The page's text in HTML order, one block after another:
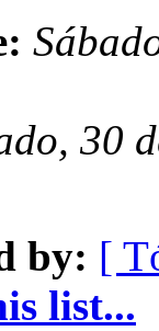
30
by: [
list...